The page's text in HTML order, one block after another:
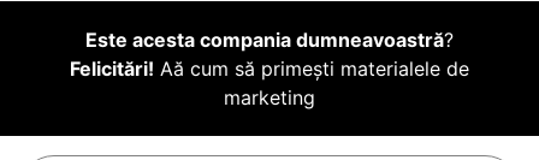
Este acesta compania dumneavoastră?
Felicitări! Aă cum să primești materialele de
marketing